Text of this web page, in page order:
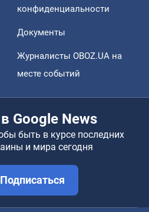
конфиденциальности
Документы
Журналисты OBOZ.UA на
месте событий
Google News
быть в курсе последних
и мира сегодня
Подписаться